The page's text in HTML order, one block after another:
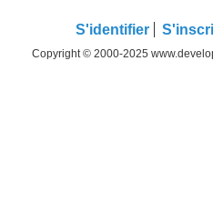
S'identifier
Copyright © 2000-2025